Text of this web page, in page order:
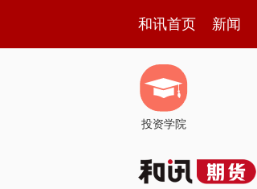
和讯首页 新闻
投资学院